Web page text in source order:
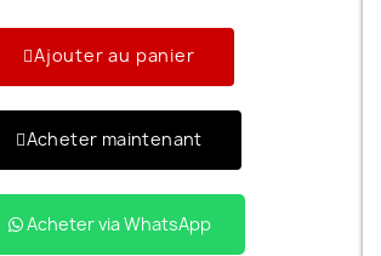
Ajouter au panier
Acheter maintenant
Acheter via WhatsApp